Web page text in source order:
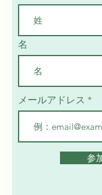
名
メールアドレス
参